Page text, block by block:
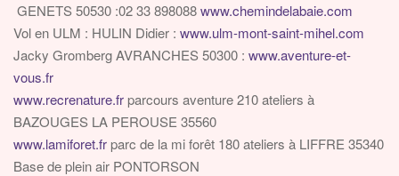
GENETS 50530 :02 33 898088www.chemindelabaie.com
Vol en ULM : HULIN Didier : www.ulm-mont-saint-mihel.com
Jacky Gromberg AVRANCHES 50300 : www.aventure-et-
vous.fr
www.recrenature.frparcours aventure 210 ateliers à
BAZOUGES LA PEROUSE 35560
www.lamiforet.frparc de la mi forêt 180 ateliers à LIFFRE 35340
Base de plein air PONTORSON